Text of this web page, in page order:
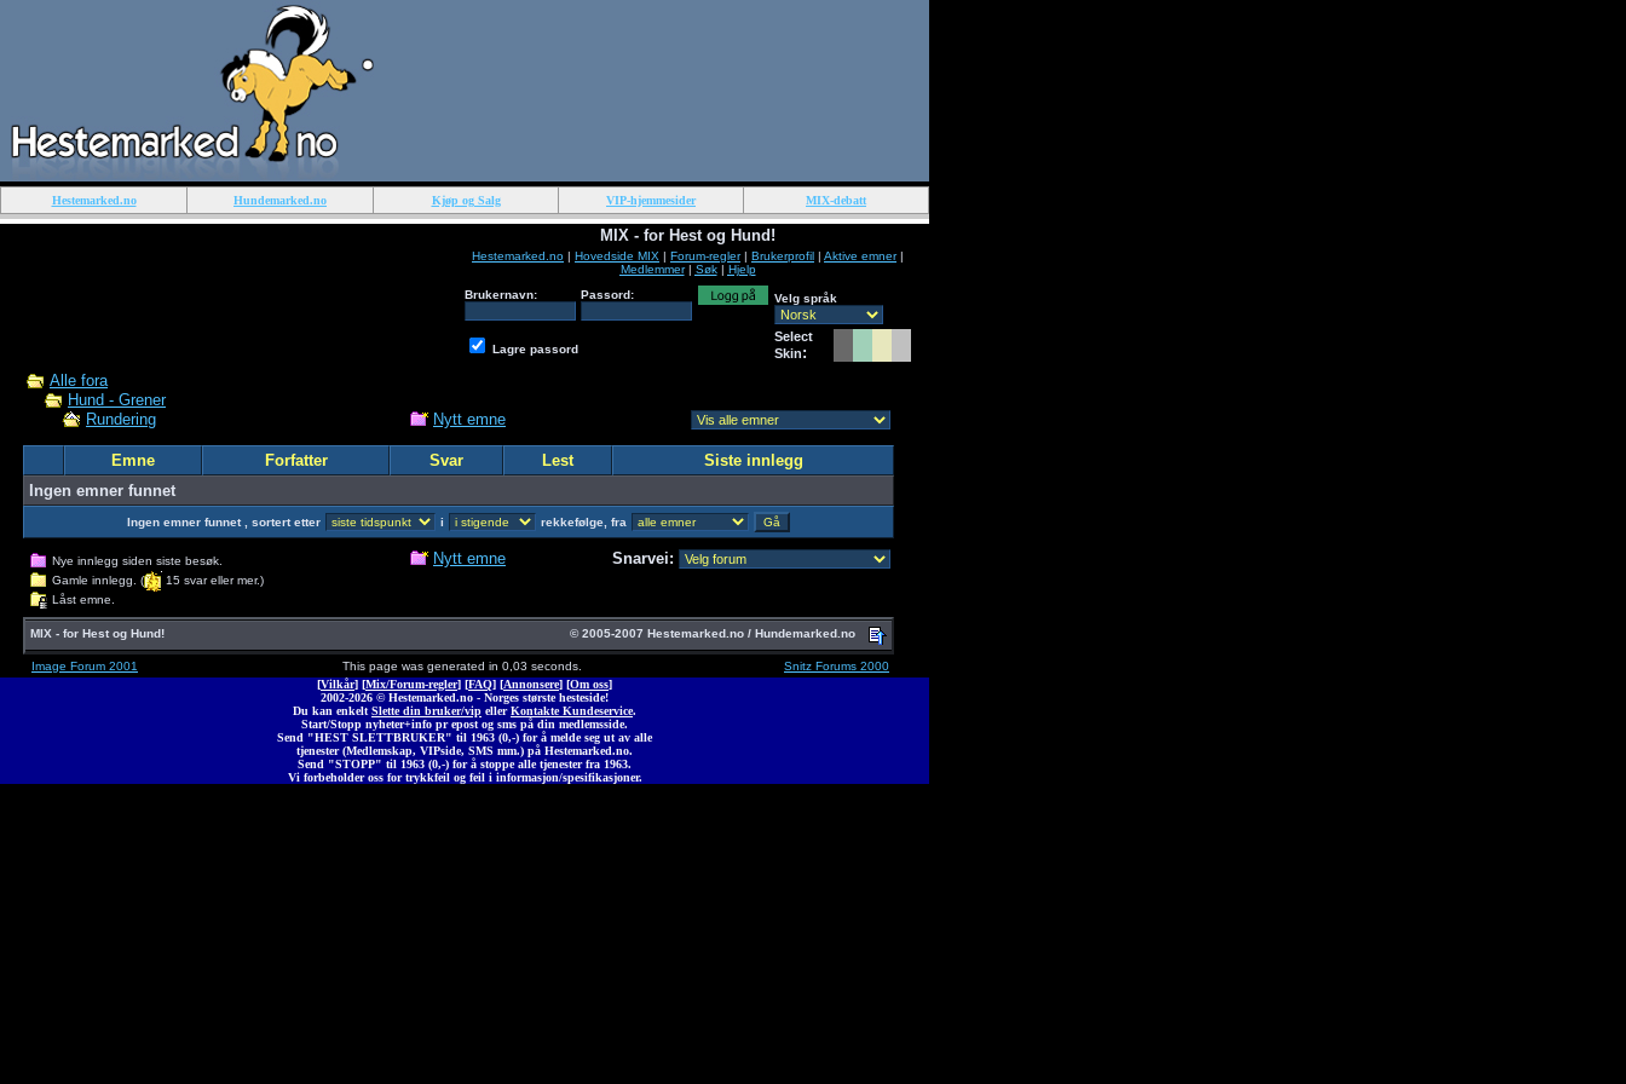
Hestemarked.no Hundemarked.no Kjøp og Salg VIP-hjemmesider MIX-debatt
MIX - for Hest og Hund!
Hestemarked.no | Hovedside MIX | Forum-regler| Brukerprofil | Aktive emner|
Medlemmer| Søk| Hjelp
Brukernavn:
Passord: Velg språk
Lagre passord
Select
Skin:
Alle fora
Hund - Grener
Rundering
Nytt emne
Emne Forfatter Svar Lest
Siste innlegg
Ingen emner funnet
Ingen emner funnet , sortert etter i rekkefølge, fra
Nye innlegg siden siste besøk.
Gamle innlegg. (
15 svar eller mer.)
Låst emne.
Nytt emne Snarvei:
MIX - for Hest og Hund! © 2005-2007 Hestemarked.no / Hundemarked.no
Image Forum 2001 This page was generated in 0,03 seconds.
Snitz Forums 2000
[Vilkår] [Mix/Forum-regler] [FAQ] [Annonsere] [Om oss]
2002-2026 © Hestemarked.no - Norges største hesteside!
Du kan enkelt Slette din bruker/vip ellerKontakte Kundeservice.
Start/Stopp nyheter+info pr epost og sms på din medlemsside.
Send "HEST SLETTBRUKER" til 1963 (0,-) for å melde seg ut av alle
tjenester (Medlemskap, VIPside, SMS mm.) på Hestemarked.no.
Send "STOPP" til 1963 (0,-) for å stoppe alle tjenester fra 1963.
Vi forbeholder oss for trykkfeil og feil i informasjon/spesifikasjoner.